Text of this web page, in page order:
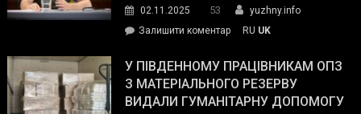
02.11.2025 53
yuzhny.info
Залишити коментарon
завойовує
симпатії
виборців
RU UK
У ПІВДЕННОМУ ПРАЦІВНИКАМ ОПЗ
З МАТЕРІАЛЬНОГО РЕЗЕРВУ
ВИДАЛИ ГУМАНІТАРНУ ДОПОМОГУ